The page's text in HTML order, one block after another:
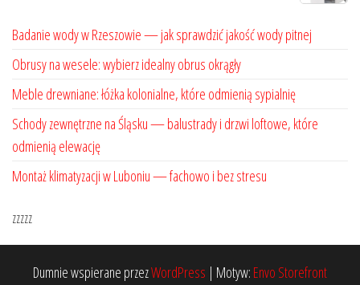
Badanie wody w Rzeszowie — jak sprawdzić jakość wody pitnej
Obrusy na wesele: wybierz idealny obrus okrągły
Meble drewniane: łóżka kolonialne, które odmienią sypialnię
Schody zewnętrzne na Śląsku — balustrady i drzwi loftowe, które
odmienią elewację
Montaż klimatyzacji w Luboniu — fachowo i bez stresu
zzzzz
Dumnie wspierane przezWordPress | Motyw: Envo Storefront